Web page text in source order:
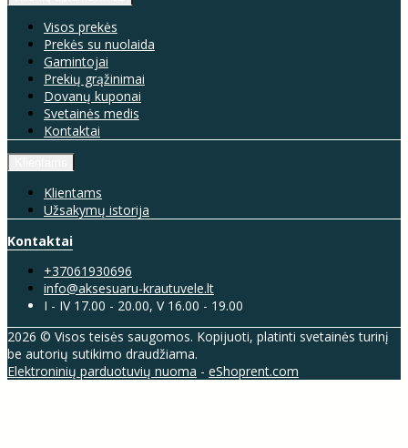
Visos prekės
Prekės su nuolaida
Gamintojai
Prekių grąžinimai
Dovanų kuponai
Svetainės medis
Kontaktai
Klientams
Užsakymų istorija
Kontaktai
+37061930696
info@aksesuaru-krautuvele.lt
I - IV 17.00 - 20.00, V 16.00 - 19.00
2026 © Visos teisės saugomos. Kopijuoti, platinti svetainės turinį
be autorių sutikimo draudžiama.
Elektroninių parduotuvių nuoma - eShoprent.com